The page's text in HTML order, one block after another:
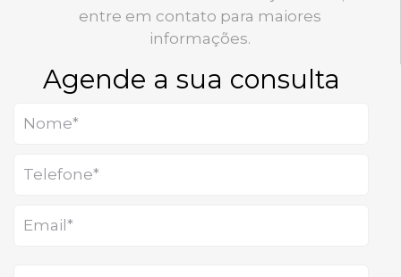
entre em contato para maiores
informações.
Agende a sua consulta